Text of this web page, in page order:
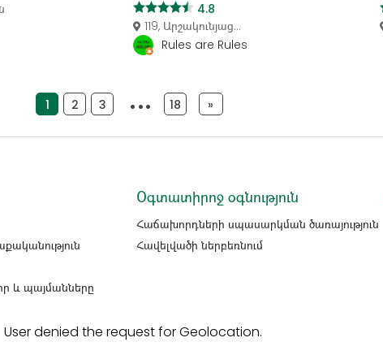
4.8
119, Արշակունյաց...
Rules are Rules
1 2 3 4 18 »
և պայմանները
Օգտատիրոջ օգնություն
Հաճախորդների սպասարկման ծառայություն
Հավելվածի ներբեռնում
User denied the request for Geolocation.